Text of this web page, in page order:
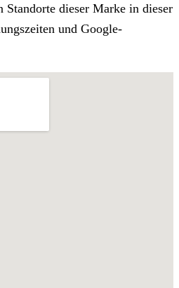
dieser Marke in dieser
und Google-